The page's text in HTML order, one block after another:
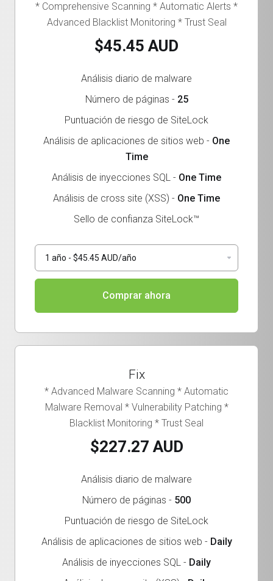
* Comprehensive Scanning * Automatic Alerts *
Advanced Blacklist Monitoring * Trust Seal
$45.45 AUD
Análisis diario de malware
Número de páginas - 25
Puntuación de riesgo de SiteLock
Análisis de aplicaciones de sitios web - One
Time
Análisis de inyecciones SQL - One Time
Análisis de cross site (XSS) - One Time
Sello de confianza SiteLock™
Comprar ahora
Fix
* Advanced Malware Scanning * Automatic
Malware Removal * Vulnerability Patching *
Blacklist Monitoring * Trust Seal
$227.27 AUD
Análisis diario de malware
Número de páginas - 500
Puntuación de riesgo de SiteLock
Análisis de aplicaciones de sitios web - Daily
Análisis de inyecciones SQL - Daily